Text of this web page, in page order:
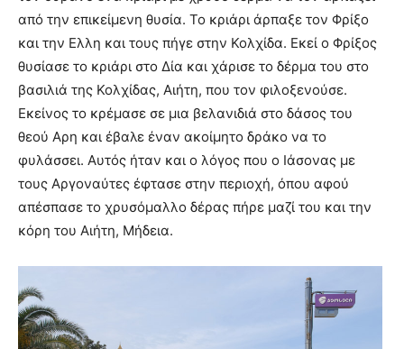
από την επικείμενη θυσία. Το κριάρι άρπαξε τον Φρίξο
και την Ελλη και τους πήγε στην Κολχίδα. Εκεί ο Φρίξος
θυσίασε το κριάρι στο Δία και χάρισε το δέρμα του στο
βασιλιά της Κολχίδας, Αιήτη, που τον φιλοξενούσε.
Εκείνος το κρέμασε σε μια βελανιδιά στο δάσος του
θεού Αρη και έβαλε έναν ακοίμητο δράκο να το
φυλάσσει. Αυτός ήταν και ο λόγος που ο Ιάσονας με
τους Αργοναύτες έφτασε στην περιοχή, όπου αφού
απέσπασε το χρυσόμαλλο δέρας πήρε μαζί του και την
κόρη του Αιήτη, Μήδεια.